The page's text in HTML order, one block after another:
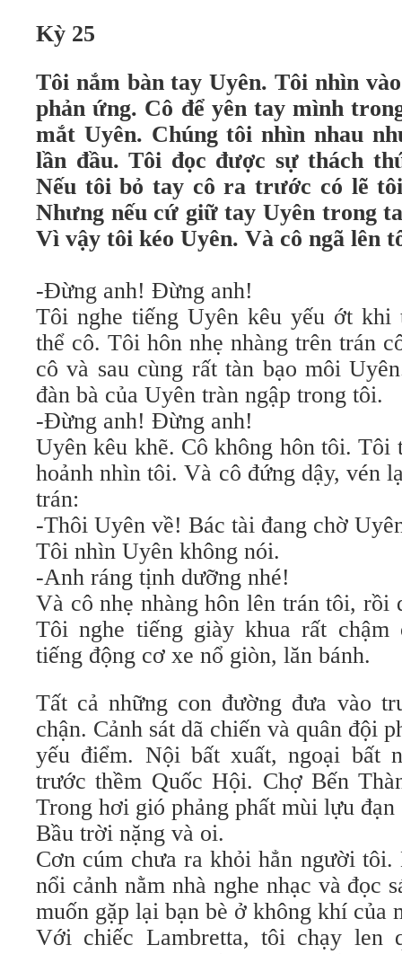
Kỳ 25
Tôi nắm bàn tay Uyên. Tôi nhìn
phản ứng. Cô để yên tay mình
mắt Uyên. Chúng tôi nhìn nhau
lần đầu. Tôi đọc được sự thách
Nếu tôi bỏ tay cô ra trước có lẽ
Nhưng nếu cứ giữ tay Uyên trong
Vì vậy tôi kéo Uyên. Và cô ngã lên
-Đừng anh! Đừng anh!
Tôi nghe tiếng Uyên kêu yếu ớt khi
thể cô. Tôi hôn nhẹ nhàng trên trán
cô và sau cùng rất tàn bạo môi
đàn bà của Uyên tràn ngập trong tôi.
-Đừng anh! Đừng anh!
Uyên kêu khẽ. Cô không hôn tôi. Tôi
hoảnh nhìn tôi. Và cô đứng dậy, vén
trán:
-Thôi Uyên về! Bác tài đang chờ
Tôi nhìn Uyên không nói.
-Anh ráng tịnh dưỡng nhé!
Và cô nhẹ nhàng hôn lên trán tôi, rồi
Tôi nghe tiếng giày khua rất
tiếng động cơ xe nổ giòn, lăn bánh.
Tất cả những con đường đưa vào
chận. Cảnh sát dã chiến và quân đội
yếu điểm. Nội bất xuất, ngoại bất
trước thềm Quốc Hội. Chợ Bến
Trong hơi gió phảng phất mùi lựu đạn
Bầu trời nặng và oi.
Cơn cúm chưa ra khỏi hẳn người
nổi cảnh nằm nhà nghe nhạc và đọc
muốn gặp lại bạn bè ở không khí của
Với chiếc Lambretta, tôi chạy len